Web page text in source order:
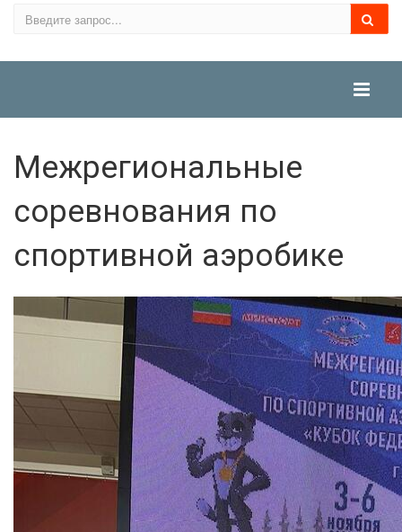
Межрегиональные
соревнования по
спортивной аэробике